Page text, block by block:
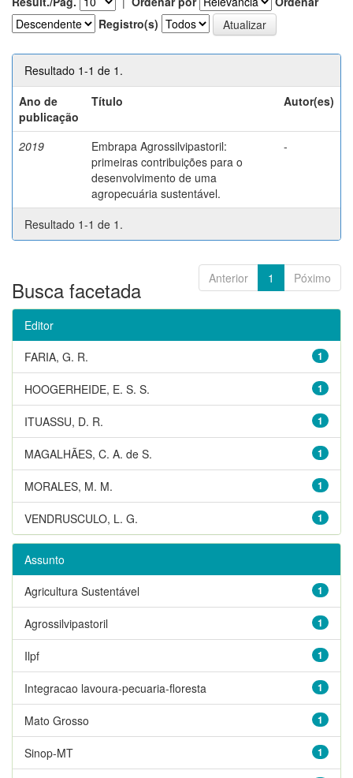
Registro(s)
Resultado 1-1 de 1.
Ano de
publicação
Título Autor(es)
2019
Embrapa Agrossilvipastoril:
primeiras contribuições para o
desenvolvimento de uma
agropecuária sustentável.
-
Resultado 1-1 de 1.
Anterior 1 Póximo
Busca facetada
Editor
1
FARIA, G. R.
1
HOOGERHEIDE, E. S. S.
1
ITUASSU, D. R.
1
MAGALHÃES, C. A. de S.
1
MORALES, M. M.
1
VENDRUSCULO, L. G.
Assunto
1
Agricultura Sustentável
1
Agrossilvipastoril
1
Ilpf
1
Integracao lavoura-pecuaria-floresta
1
Mato Grosso
1
Sinop-MT